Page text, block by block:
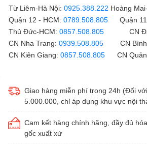
Từ Liêm-Hà Nội: 0925.388.222 Hoàng
Quận 12 - HCM: 0789.508.805 Quận
Thủ Đức-HCM: 0857.508.805 CN
CN Nha Trang: 0939.508.805 CN
CN Kiên Giang: 0857.508.805 CN
Giao hàng miễn phí trong 24h (Đối
5.000.000, chỉ áp dụng khu vực nội
Cam kết hàng chính hãng, đầy đủ
gốc xuất xứ